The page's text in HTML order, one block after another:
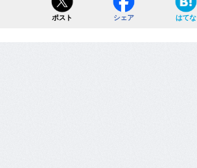
ポスト シェア はてな